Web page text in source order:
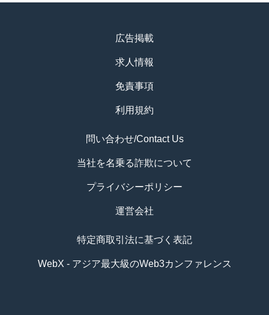
広告掲載
求人情報
免責事項
利用規約
問い合わせ/Contact Us
当社を名乗る詐欺について
プライバシーポリシー
運営会社
特定商取引法に基づく表記
WebX - アジア最大級のWeb3カンファレンス